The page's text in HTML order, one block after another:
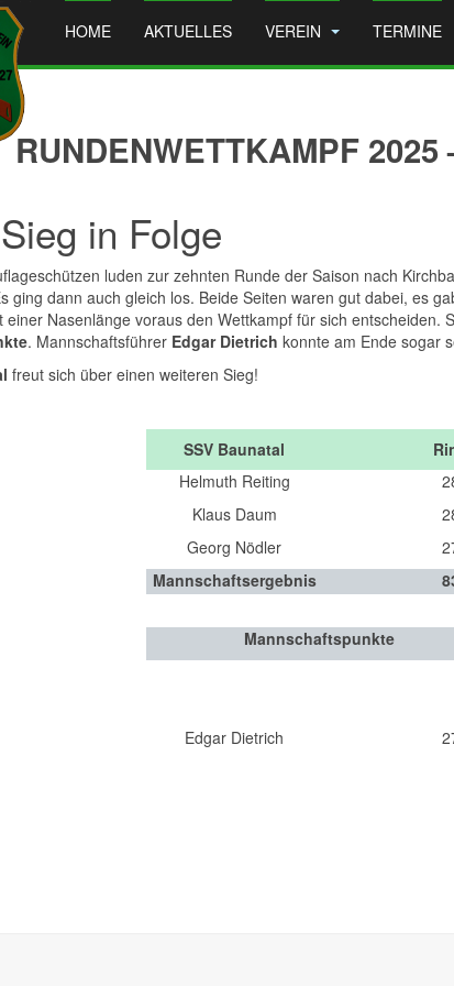
HOME AKTUELLES VEREIN TERMINE
RUNDENWETTKAMPF
in Folge
luden zur zehnten Runde der Saison nach
ging dann auch gleich los. Beide Seiten waren gut dabei, es
einer Nasenlänge voraus den Wettkampf für sich entscheiden.
. Mannschaftsführer Edgar Dietrich konnte am Ende sogar
freut sich über einen weiteren Sieg!
SSV Baunatal
Helmuth Reiting
Klaus Daum
Georg Nödler
Mannschaftsergebnis
Mannschaftspunkte
Edgar Dietrich